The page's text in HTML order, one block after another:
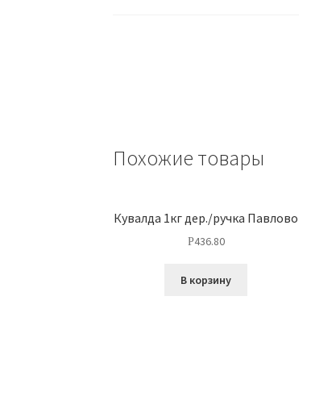
Похожие товары
Кувалда 1кг дер./ручка Павлово
Р436.80
В корзину